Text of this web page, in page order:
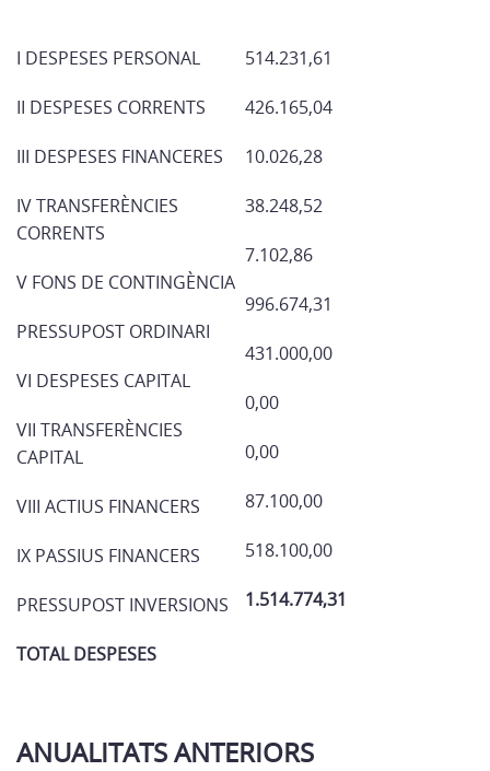
I DESPESES PERSONAL
II DESPESES CORRENTS
III DESPESES FINANCERES
IV TRANSFERÈNCIES
CORRENTS
V FONS DE CONTINGÈNCIA
PRESSUPOST ORDINARI
VI DESPESES CAPITAL
VII TRANSFERÈNCIES
CAPITAL
VIII ACTIUS FINANCERS
IX PASSIUS FINANCERS
PRESSUPOST INVERSIONS
TOTAL DESPESES
514.231,61
426.165,04
10.026,28
38.248,52
7.102,86
996.674,31
431.000,00
0,00
0,00
87.100,00
518.100,00
1.514.774,31
ANUALITATS ANTERIORS